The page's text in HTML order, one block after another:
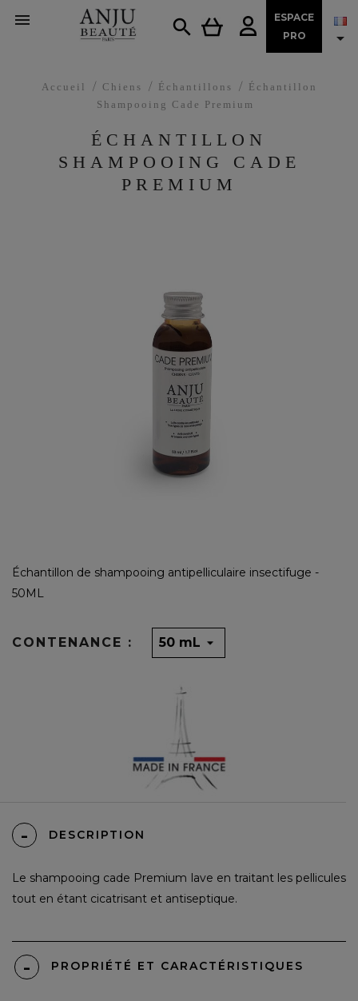


ESPACE
PRO

Accueil Chiens Échantillons
Échantillon
Shampooing Cade Premium
ÉCHANTILLON
SHAMPOOING CADE
PREMIUM
Échantillon de shampooing antipelliculaire insectifuge -
50ML
CONTENANCE :
DESCRIPTION
Le shampooing cade Premium lave en traitant les pellicules
tout en étant cicatrisant et antiseptique.
PROPRIÉTÉ ET CARACTÉRISTIQUES